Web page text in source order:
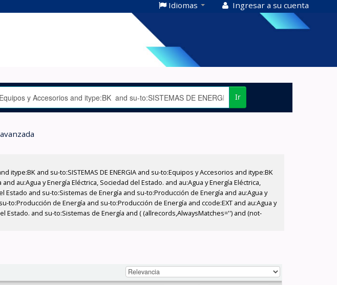
Idiomas Ingresar a su cuenta
Ir
and su-to:SISTEMAS DE ENERGIA and su-to:Equipos y Accesorios and itype:BK
au:Agua y Energía Eléctrica, Sociedad del Estado. and au:Agua y Energía Eléctrica,
and su-to:Sistemas de Energía and su-to:Producción de Energía and au:Agua y
to:Producción de Energía and su-to:Producción de Energía and ccode:EXT and au:Agua y
Estado. and su-to:Sistemas de Energía and ( (allrecords,AlwaysMatches='') and (not-